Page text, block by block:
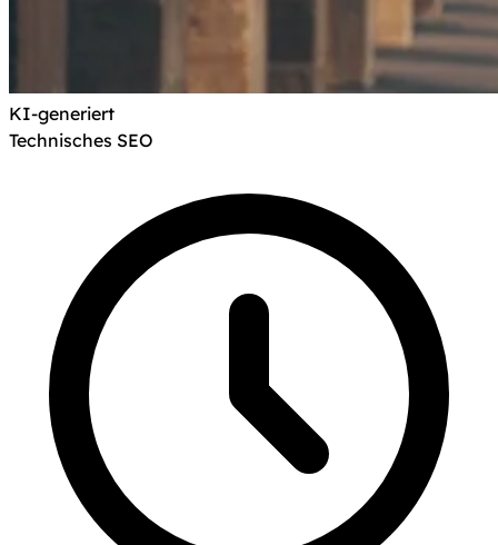
KI-generiertHinweis nach Art. 50 KI-Verordnung:
Technisches SEO